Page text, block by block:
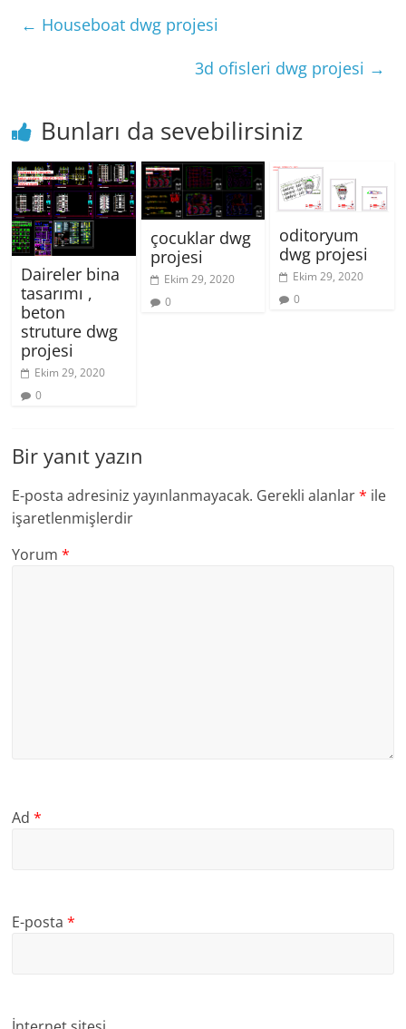
← Houseboat dwg projesi
3d ofisleri dwg projesi →
Bunları da sevebilirsiniz
Daireler bina
tasarımı ,
beton
struture dwg
projesi
Ekim 29, 2020
0
çocuklar dwg
projesi
Ekim 29, 2020
0
oditoryum
dwg projesi
Ekim 29, 2020
0
Bir yanıt yazın
E-posta adresiniz yayınlanmayacak. Gerekli alanlar* ile
işaretlenmişlerdir
Yorum*
Ad*
E-posta*